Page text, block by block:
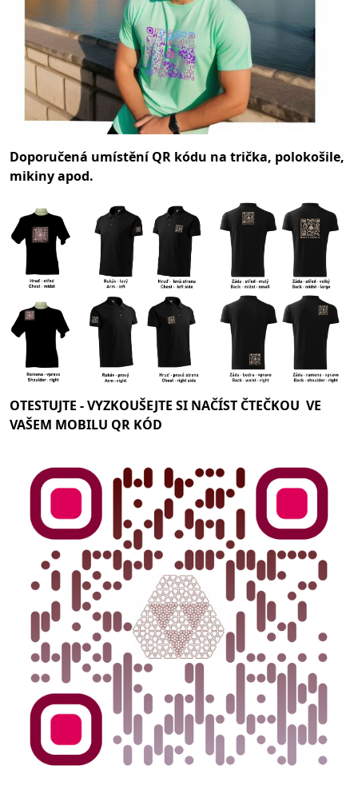
Doporučená umístění QR kódu na trička, polokošile,
mikiny apod.
OTESTUJTE -VYZKOUŠEJTE SI NAČÍST ČTEČKOU VE
VAŠEM MOBILU QR KÓD